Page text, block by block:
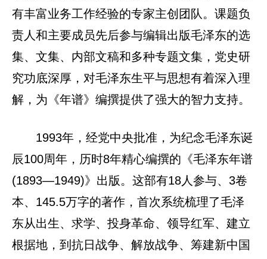
有丰富业务工作经验的专家主创团队。课题负
责人和主要成员先后参与编辑出版毛泽东的选
集、文集、内部文稿和多种专题文集，党史研
究功底深厚，对毛泽东生平与思想有着深入理
解，为《年谱》编撰提供了强大的智力支持。
1993年，经党中央批准，为纪念毛泽东诞
辰100周年，历时8年精心编撰的《毛泽东年谱
(1893—1949)》出版。这部有18人参与、3卷
本、145.5万字的著作，首次系统梳理了毛泽
东从出生、求学、投身革命、领导红军、建立
根据地，到抗日战争、解放战争、筹建新中国